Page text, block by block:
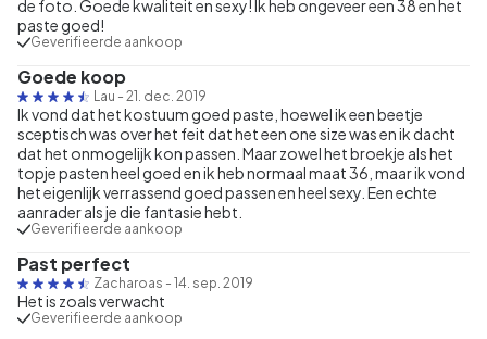
de foto. Goede kwaliteit en sexy! Ik heb ongeveer een 38 en het
paste goed!
Geverifieerde aankoop
Goede koop
Lau - 21. dec. 2019
Ik vond dat het kostuum goed paste, hoewel ik een beetje
sceptisch was over het feit dat het een one size was en ik dacht
dat het onmogelijk kon passen. Maar zowel het broekje als het
topje pasten heel goed en ik heb normaal maat 36, maar ik vond
het eigenlijk verrassend goed passen en heel sexy. Een echte
aanrader als je die fantasie hebt.
Geverifieerde aankoop
Past perfect
Zacharoas - 14. sep. 2019
Het is zoals verwacht
Geverifieerde aankoop